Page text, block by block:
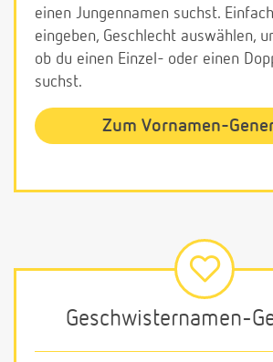
einen Jungennamen suchst.
eingeben, Geschlecht auswählen,
ob du einen Einzel- oder einen
suchst.
Zum Vornamen-
Geschwisternamen-